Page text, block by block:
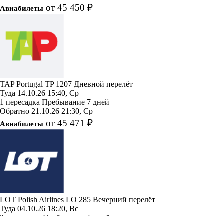
Авиабилеты от 45 450 ₽
TAP Portugal TP 1207 Дневной перелёт
Туда 14.10.26 15:40, Ср
1 пересадка Пребывание 7 дней
Обратно 21.10.26 21:30, Ср
Авиабилеты от 45 471 ₽
LOT Polish Airlines LO 285 Вечерний перелёт
Туда 04.10.26 18:20, Вс